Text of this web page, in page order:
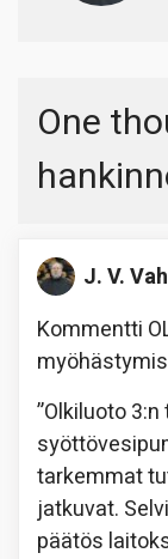
One
J. V.
Kommentti
”Olkiluoto
tarkemmat
jatkuvat.
päätös